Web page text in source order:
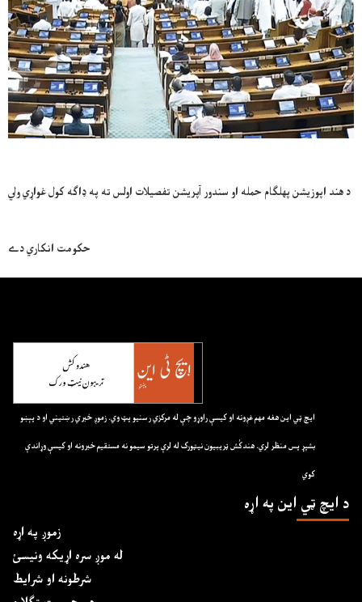
د هند اپوزيشن پهلګام حمله او سندور آپريشن تفصيلات اولس ته په ډاګه کول غواړي ولي
حکومت انکاري دے
ايچ ټي اين هغه مهم غږونه او کيسې راوړو چې له مرکزي رسنيو پټ وي. زموږ خبري رښتيني او د پېښو
بشپړ پس منظر لري. هندکُش ټريبيون نيټورک له لرې پرتو سيمو نه مستقيم خبرونه او کيسې وړاندې
کوي
د ايچ ټي اين په اړه
زموږ په اړه
له موږ سره اړیکه ونیسئ
شرطونه او شرایط